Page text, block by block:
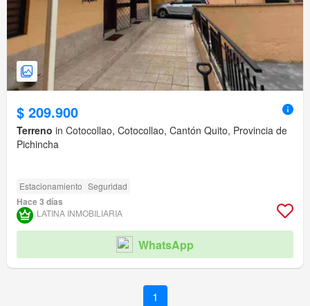
$ 209.900
Terreno in Cotocollao, Cotocollao, Cantón Quito, Provincia de
Pichincha
Estacionamiento Seguridad
Hace 3 días
LATINA INMOBILIARIA
WhatsApp
1